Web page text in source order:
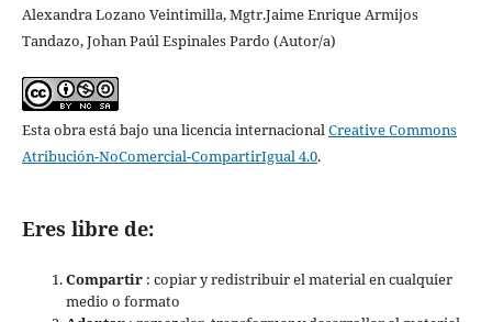
Alexandra Lozano Veintimilla, Mgtr.Jaime Enrique Armijos
Tandazo, Johan Paúl Espinales Pardo (Autor/a)
Esta obra está bajo una licencia internacional Creative Commons
Atribución-NoComercial-CompartirIgual 4.0.
Eres libre de:
Compartir : copiar y redistribuir el material en cualquier
medio o formato